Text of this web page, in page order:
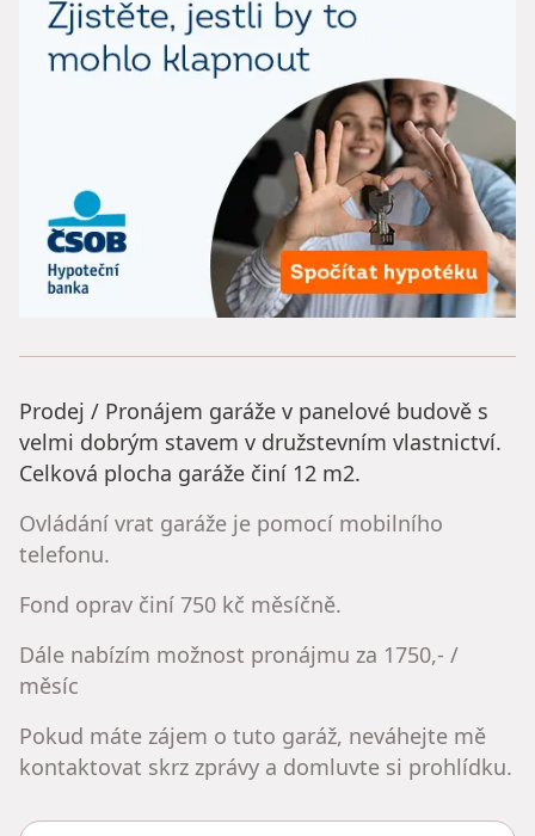
Prodej / Pronájem garáže v panelové budově s
velmi dobrým stavem v družstevním vlastnictví.
Celková plocha garáže činí 12 m2.
Ovládání vrat garáže je pomocí mobilního
telefonu.
Fond oprav činí 750 kč měsíčně.
Dále nabízím možnost pronájmu za 1750,- /
měsíc
Pokud máte zájem o tuto garáž, neváhejte mě
kontaktovat skrz zprávy a domluvte si prohlídku.